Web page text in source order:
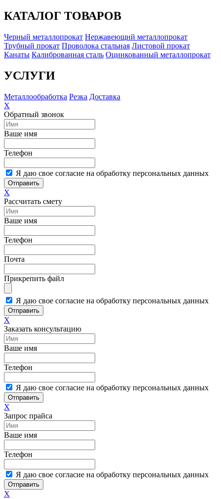
КАТАЛОГ ТОВАРОВ
Черный металлопрокат Нержавеющий металлопрокат
Трубный прокат Проволока стальная Листовой прокат
Канаты Калиброванная сталь Оцинкованный металлопрокат
УСЛУГИ
Металлообработка Резка Доставка
X
Обратный звонок
Ваше имя
Телефон
Я даю свое согласие на обработку персональных данных
Отправить
X
Рассчитать смету
Ваше имя
Телефон
Почта
Прикрепить файл
Я даю свое согласие на обработку персональных данных
Отправить
X
Заказать консультацию
Ваше имя
Телефон
Я даю свое согласие на обработку персональных данных
Отправить
X
Запрос прайса
Ваше имя
Телефон
Я даю свое согласие на обработку персональных данных
Отправить
X